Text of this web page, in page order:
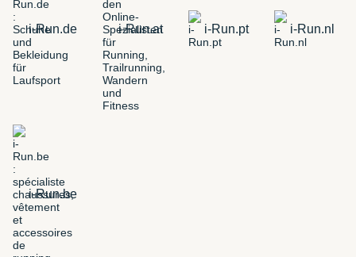
i-Run.de i-Run.at i-Run.pt i-Run.nl
i-Run.be